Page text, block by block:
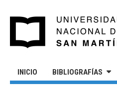
INICIO BIBLIOGRAFÍAS